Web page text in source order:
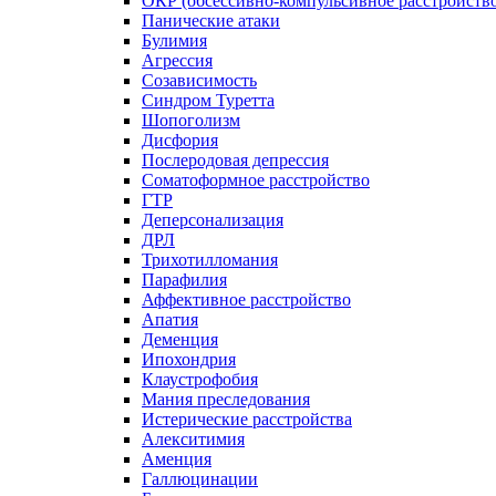
Панические атаки
Булимия
Агрессия
Созависимость
Синдром Туретта
Шопоголизм
Дисфория
Послеродовая депрессия
Соматоформное расстройство
ГТР
Деперсонализация
ДРЛ
Трихотилломания
Парафилия
Аффективное расстройство
Апатия
Деменция
Ипохондрия
Клаустрофобия
Мания преследования
Истерические расстройства
Алекситимия
Аменция
Галлюцинации